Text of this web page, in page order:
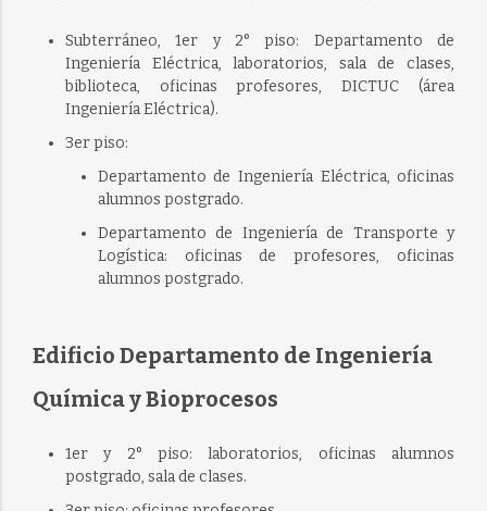
Subterráneo, 1er y 2° piso: Departamento de
Ingeniería Eléctrica, laboratorios, sala de clases,
biblioteca, oficinas profesores, DICTUC (área
Ingeniería Eléctrica).
3er piso:
Departamento de Ingeniería Eléctrica, oficinas
alumnos postgrado.
Departamento de Ingeniería de Transporte y
Logística: oficinas de profesores, oficinas
alumnos postgrado.
Edificio Departamento de Ingeniería
Química y Bioprocesos
1er y 2° piso: laboratorios, oficinas alumnos
postgrado, sala de clases.